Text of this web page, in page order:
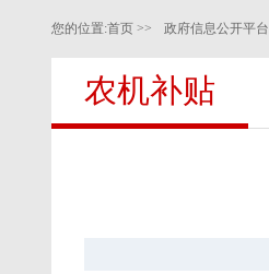
您的位置:首页 >> 政府信息公开平台
农机补贴